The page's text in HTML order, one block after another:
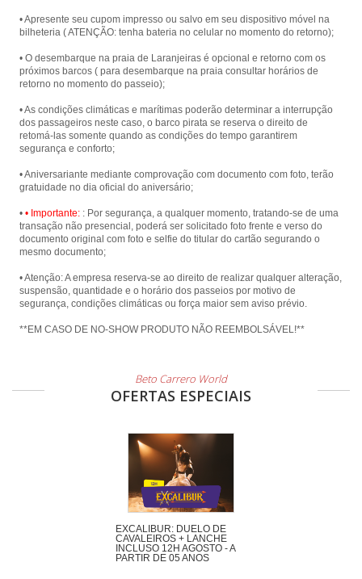
• Apresente seu cupom impresso ou salvo em seu dispositivo móvel na
bilheteria ( ATENÇÃO: tenha bateria no celular no momento do retorno);
• O desembarque na praia de Laranjeiras é opcional e retorno com os
próximos barcos ( para desembarque na praia consultar horários de
retorno no momento do passeio);
• As condições climáticas e marítimas poderão determinar a interrupção
dos passageiros neste caso, o barco pirata se reserva o direito de
retomá-las somente quando as condições do tempo garantirem
segurança e conforto;
• Aniversariante mediante comprovação com documento com foto, terão
gratuidade no dia oficial do aniversário;
• • Importante: : Por segurança, a qualquer momento, tratando-se de uma
transação não presencial, poderá ser solicitado foto frente e verso do
documento original com foto e selfie do titular do cartão segurando o
mesmo documento;
• Atenção: A empresa reserva-se ao direito de realizar qualquer alteração,
suspensão, quantidade e o horário dos passeios por motivo de
segurança, condições climáticas ou força maior sem aviso prévio.
**EM CASO DE NO-SHOW PRODUTO NÃO REEMBOLSÁVEL!**
Beto Carrero World
OFERTAS ESPECIAIS
EXCALIBUR: DUELO DE
CAVALEIROS + LANCHE
INCLUSO 12H AGOSTO - A
PARTIR DE 05 ANOS